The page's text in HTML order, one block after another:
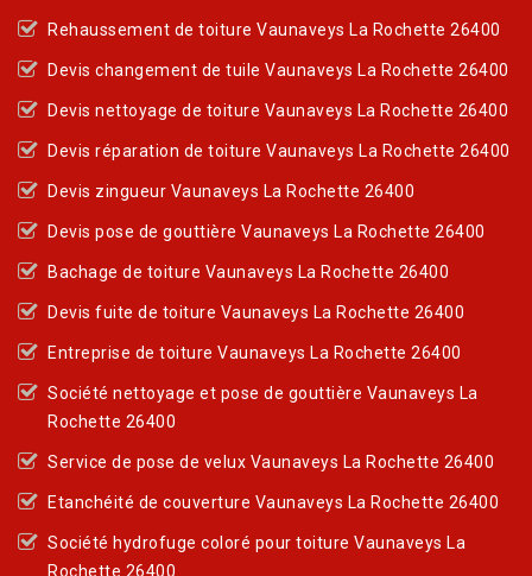
Rehaussement de toiture Vaunaveys La Rochette 26400
Devis changement de tuile Vaunaveys La Rochette 26400
Devis nettoyage de toiture Vaunaveys La Rochette 26400
Devis réparation de toiture Vaunaveys La Rochette 26400
Devis zingueur Vaunaveys La Rochette 26400
Devis pose de gouttière Vaunaveys La Rochette 26400
Bachage de toiture Vaunaveys La Rochette 26400
Devis fuite de toiture Vaunaveys La Rochette 26400
Entreprise de toiture Vaunaveys La Rochette 26400
Société nettoyage et pose de gouttière Vaunaveys La
Rochette 26400
Service de pose de velux Vaunaveys La Rochette 26400
Etanchéité de couverture Vaunaveys La Rochette 26400
Société hydrofuge coloré pour toiture Vaunaveys La
Rochette 26400